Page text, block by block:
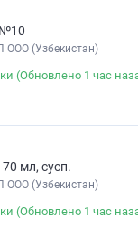
№10
ООО (Узбекистан)
(Обновлено 1 час
мл, сусп.
ООО (Узбекистан)
(Обновлено 1 час